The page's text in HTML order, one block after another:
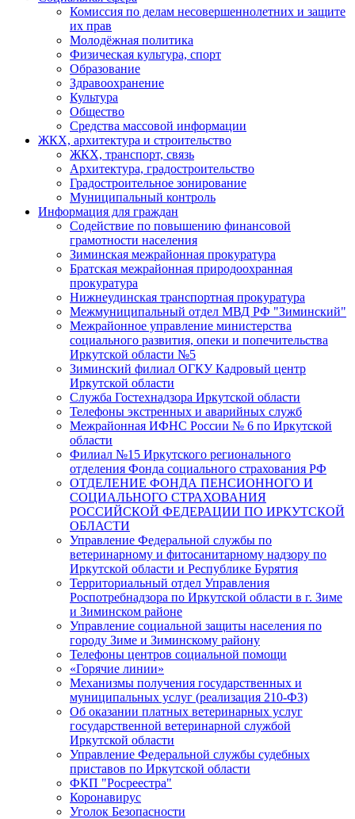
Комиссия по делам несовершеннолетних и защите
их прав
Молодёжная политика
Физическая культура, спорт
Образование
Здравоохранение
Культура
Общество
Средства массовой информации
ЖКХ, архитектура и строительство
ЖКХ, транспорт, связь
Архитектура, градостроительство
Градостроительное зонирование
Муниципальный контроль
Информация для граждан
Содействие по повышению финансовой
грамотности населения
Зиминская межрайонная прокуратура
Братская межрайонная природоохранная
прокуратура
Нижнеудинская транспортная прокуратура
Межмуниципальный отдел МВД РФ "Зиминский"
Межрайонное управление министерства
социального развития, опеки и попечительства
Иркутской области №5
Зиминский филиал ОГКУ Кадровый центр
Иркутской области
Служба Гостехнадзора Иркутской области
Телефоны экстренных и аварийных служб
Межрайонная ИФНС России № 6 по Иркутской
области
Филиал №15 Иркутского регионального
отделения Фонда социального страхования РФ
ОТДЕЛЕНИЕ ФОНДА ПЕНСИОННОГО И
СОЦИАЛЬНОГО СТРАХОВАНИЯ
РОССИЙСКОЙ ФЕДЕРАЦИИ ПО ИРКУТСКОЙ
ОБЛАСТИ
Управление Федеральной службы по
ветеринарному и фитосанитарному надзору по
Иркутской области и Республике Бурятия
Территориальный отдел Управления
Роспотребнадзора по Иркутской области в г. Зиме
и Зиминском районе
Управление социальной защиты населения по
городу Зиме и Зиминскому району
Телефоны центров социальной помощи
«Горячие линии»
Механизмы получения государственных и
муниципальных услуг (реализация 210-ФЗ)
Об оказании платных ветеринарных услуг
государственной ветеринарной службой
Иркутской области
Управление Федеральной службы судебных
приставов по Иркутской области
ФКП "Росреестра"
Коронавирус
Уголок Безопасности